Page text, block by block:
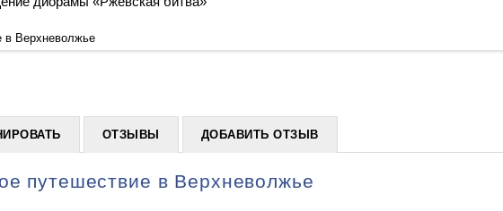
в Верхневолжье
ОТЗЫВЫ ДОБАВИТЬ ОТЗЫВ
путешествие в Верхневолжье